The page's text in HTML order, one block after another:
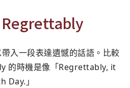
帶入一段表達遺憾的話語。比較
的時機是像「Regrettably, it
Day.」